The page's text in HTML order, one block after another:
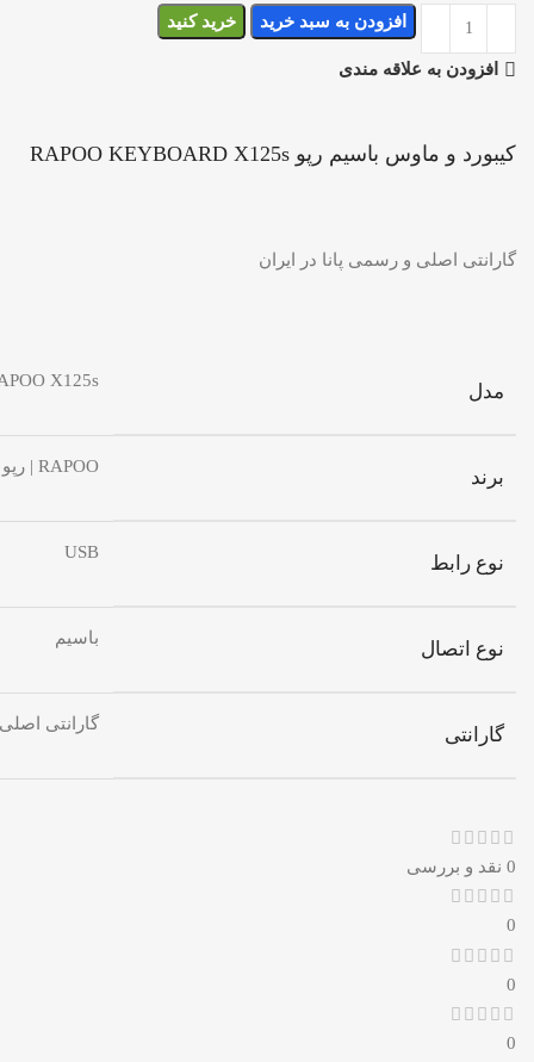
افزودن به سبد خرید خرید کنید
افزودن به علاقه مندی
کیبورد و ماوس باسیم رپو RAPOO KEYBOARD X125s
گارانتی اصلی و رسمی پانا در ایران
مدل X125s
برند RAPOO | رپو
نوع رابط USB
نوع اتصال باسیم
گارانتی گارانتی
0 نقد و بررسی
0
0
0